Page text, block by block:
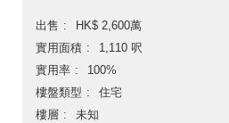
出售
HK$ 2,600萬
實用面積
1,110 呎
實用率
100%
樓盤類型
住宅
樓層
未知